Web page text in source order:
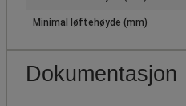
Minimal løftehøyde (mm)
Dokumentasjon